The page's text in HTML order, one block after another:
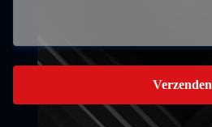
Verzenden